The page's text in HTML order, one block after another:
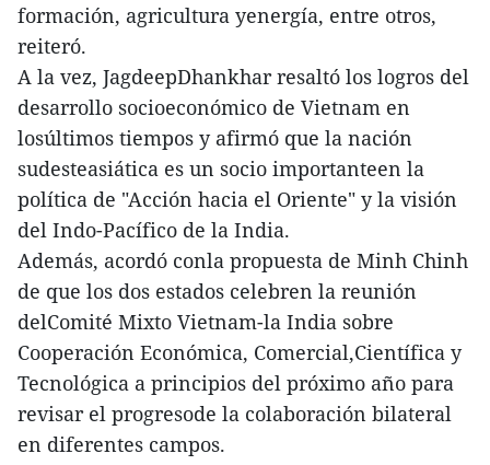
formación, agricultura yenergía, entre otros,
reiteró.
A la vez, JagdeepDhankhar resaltó los logros del
desarrollo socioeconómico de Vietnam en
losúltimos tiempos y afirmó que la nación
sudesteasiática es un socio importanteen la
política de "Acción hacia el Oriente" y la visión
del Indo-Pacífico de la India.
Además, acordó conla propuesta de Minh Chinh
de que los dos estados celebren la reunión
delComité Mixto Vietnam-la India sobre
Cooperación Económica, Comercial,Científica y
Tecnológica a principios del próximo año para
revisar el progresode la colaboración bilateral
en diferentes campos.